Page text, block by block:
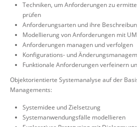
Techniken, um Anforderungen zu
prüfen
Anforderungsarten und ihre
Modellierung von Anforderungen mit
Anforderungen managen und verfolgen
Konfigurations- und
Funktionale Anforderungen verfeinern
Objektorientierte Systemanalyse auf der
Managements:
Systemidee und Zielsetzung
Systemanwendungsfälle modellieren